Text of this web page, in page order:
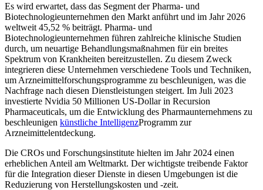
Es wird erwartet, dass das Segment der Pharma- und
Biotechnologieunternehmen den Markt anführt und im Jahr 2026
weltweit 45,52 % beiträgt. Pharma- und
Biotechnologieunternehmen führen zahlreiche klinische Studien
durch, um neuartige Behandlungsmaßnahmen für ein breites
Spektrum von Krankheiten bereitzustellen. Zu diesem Zweck
integrieren diese Unternehmen verschiedene Tools und Techniken,
um Arzneimittelforschungsprogramme zu beschleunigen, was die
Nachfrage nach diesen Dienstleistungen steigert. Im Juli 2023
investierte Nvidia 50 Millionen US-Dollar in Recursion
Pharmaceuticals, um die Entwicklung des Pharmaunternehmens zu
beschleunigen künstliche IntelligenzProgramm zur
Arzneimittelentdeckung.
Die CROs und Forschungsinstitute hielten im Jahr 2024 einen
erheblichen Anteil am Weltmarkt. Der wichtigste treibende Faktor
für die Integration dieser Dienste in diesen Umgebungen ist die
Reduzierung von Herstellungskosten und -zeit.